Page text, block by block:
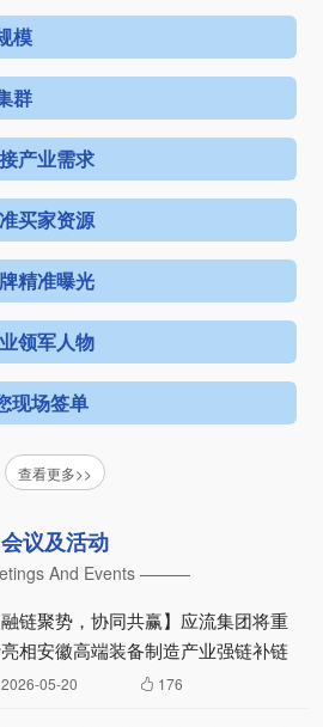
模
群
产业需求
买家资源
精准曝光
领军人物
现场签单
查看更多>>
会议及活动
And Events ———
融链聚势，协同共赢】应流集团将重
相安徽高端装备制造产业强链补链
发展对接会
05-20 176